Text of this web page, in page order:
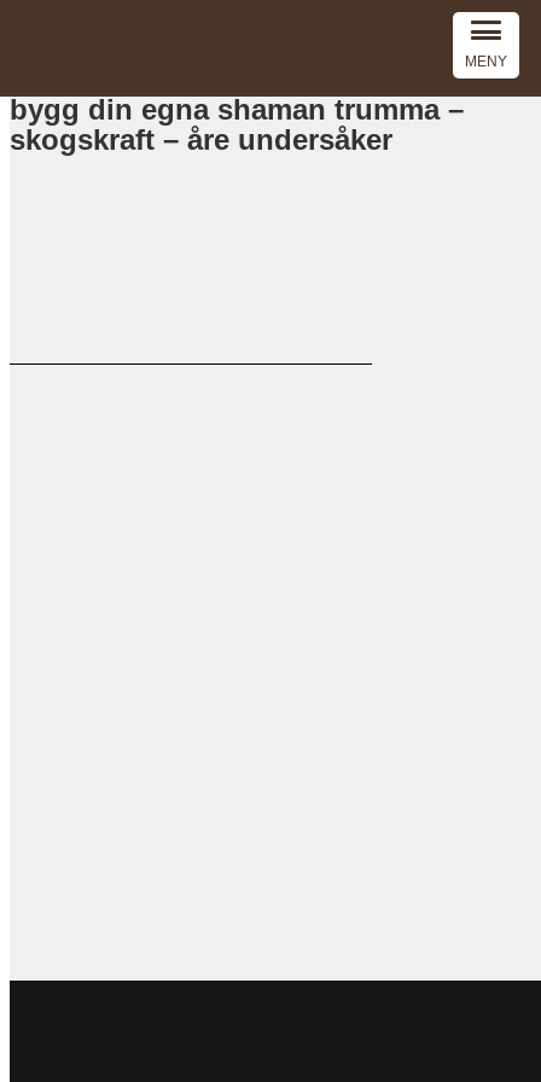
MENY
bygg din egna shaman trumma –
skogskraft – åre undersåker